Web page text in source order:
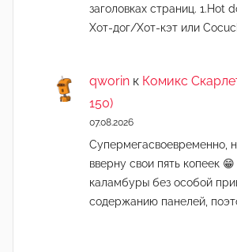
заголовках страниц.
Хот-дог/Хот-кэт или
qworin к Комикс
150)
07.08.2026
Супермегасвоевременно,
вверну свои пять копеек
каламбуры без особой
содержанию панелей,